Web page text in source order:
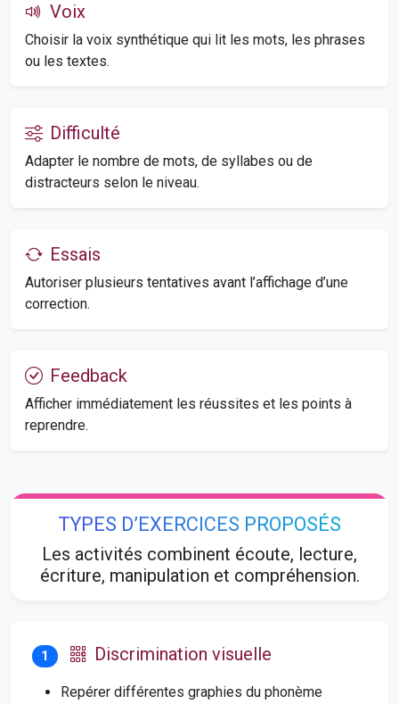
Voix
Choisir la voix synthétique qui lit les mots, les phrases
ou les textes.
Difficulté
Adapter le nombre de mots, de syllabes ou de
distracteurs selon le niveau.
Essais
Autoriser plusieurs tentatives avant l’affichage d’une
correction.
Feedback
Afficher immédiatement les réussites et les points à
reprendre.
TYPES D’EXERCICES PROPOSÉS
Les activités combinent écoute, lecture,
écriture, manipulation et compréhension.
1 Discrimination visuelle
Repérer différentes graphies du phonème